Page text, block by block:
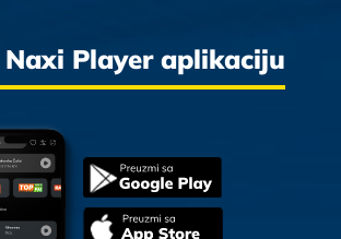
Player aplikaciju